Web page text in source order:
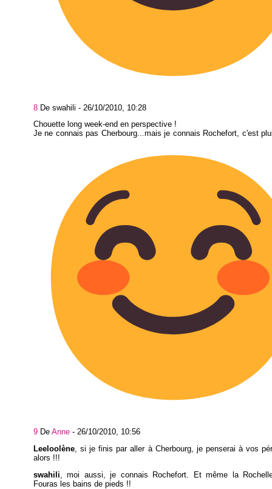
8 De swahili - 26/10/2010, 10:28
Chouette long week-end en perspective !
Je ne connais pas Cherbourg...mais je connais Rochefort, c'est
9 De Anne - 26/10/2010, 10:56
Leeloolène, si je finis par aller à Cherbourg, je penserai à vos
alors !!!
swahili , moi aussi, je connais Rochefort. Et même la
Fouras les bains de pieds !!